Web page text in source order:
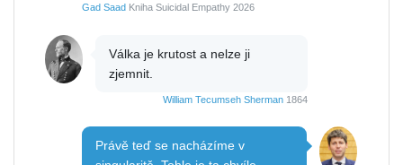
Gad Saad Kniha Suicidal Empathy 2026
Válka je krutost a nelze ji
zjemnit.
William Tecumseh Sherman 1864
Právě teď se nacházíme v